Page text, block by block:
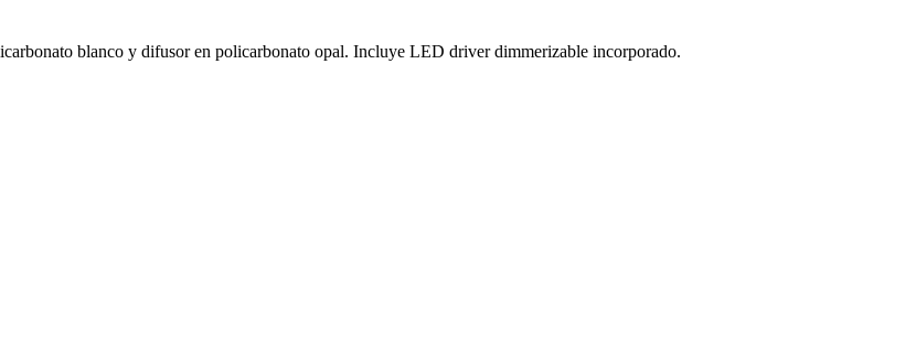
blanco y difusor en policarbonato opal. Incluye LED driver dimmerizable incorporado.